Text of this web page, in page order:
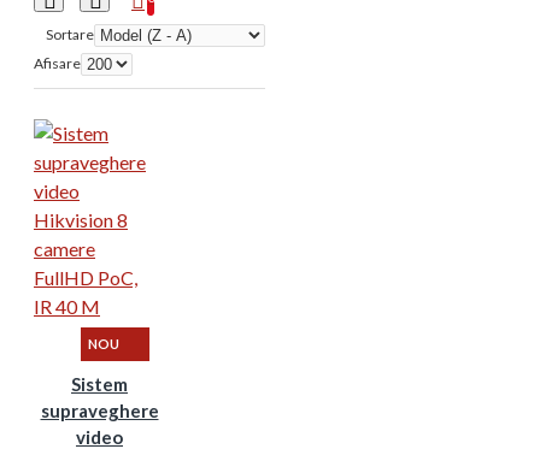
Sortare
Afisare
NOU
Sistem
supraveghere
video